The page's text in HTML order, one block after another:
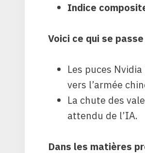
Indice
Voici ce qui se passe
Les puces
vers l’armée
La chute des
attendu de l’IA.
Dans les matières